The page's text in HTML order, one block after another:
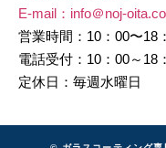
E-mail：info＠noj-
営業時間：10：00〜18
電話受付：10：00～18
定休日：毎週水曜日